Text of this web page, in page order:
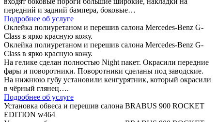
передний и задний бампера, боковые…
Подробнее об услуге
Оклейка полиуретаном и перешив салона Mercedes-Benz G-
Class в ярко красную кожу.
Оклейка полиуретаном и перешив салона Mercedes-Benz G-
Class в ярко красную кожу.
На гелике сделан полностью Night пакет. Окрасили передние
фары и поворотники. Поворотники сделаны под заводские.
На нижнюю губу установили кенгурятник, который окрасили
в чёрный глянец….
Подробнее об услуге
Установка обвеса и перешив салона BRABUS 900 ROCKET
EDITION w464